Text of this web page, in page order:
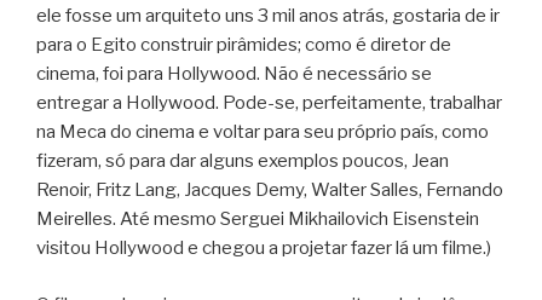
ele fosse um arquiteto uns 3 mil anos atrás, gostaria de ir
para o Egito construir pirâmides; como é diretor de
cinema, foi para Hollywood. Não é necessário se
entregar a Hollywood. Pode-se, perfeitamente, trabalhar
na Meca do cinema e voltar para seu próprio país, como
fizeram, só para dar alguns exemplos poucos, Jean
Renoir, Fritz Lang, Jacques Demy, Walter Salles, Fernando
Meirelles. Até mesmo Serguei Mikhailovich Eisenstein
visitou Hollywood e chegou a projetar fazer lá um filme.)